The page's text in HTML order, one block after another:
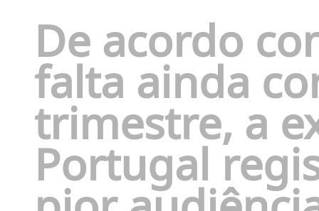
De acordo
falta ainda
trimestre, a
Portugal